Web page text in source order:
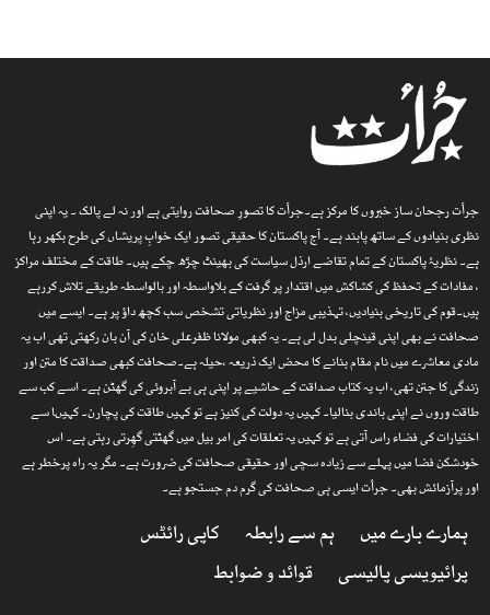
جرأت رجحان ساز خبروں کا مرکز ہے۔جرأت کا تصورِ صحافت روایتی ہے اور نہ لے پالک ۔ یہ اپنی
نظری بنیادوں کے ساتھ پابند ہے۔ آج پاکستان کا حقیقی تصور ایک خوابِ پریشاں کی طرح بکھر رہا
ہے۔ نظریۂ پاکستان کے تمام تقاضے ارذل سیاست کی بھینٹ چڑھ چکے ہیں۔ طاقت کے مختلف مراکز
، مفادات کے تحفظ کی کشاکش میں اقتدار پر گرفت کے بلاواسطہ اور بالواسطہ طریقے تلاش کررہے
ہیں۔قوم کی تاریخی بنیادیں، تہذیبی مزاج اور نظریاتی تشخص سب کچھ داؤ پر ہے۔ ایسے میں
صحافت نے بھی اپنی قینچلی بدل لی ہے۔ یہ کبھی مولانا ظفرعلی خان کی آن بان رکھتی تھی اب یہ
مادی معاشرے میں نام مقام بنانے کا محض ایک ذریعہ ،حیلہ ہے۔صحافت کبھی صداقت کا متن اور
زندگی کا جتن تھی، اب یہ کتاب صداقت کے حاشیے پر اپنی ہی بے آبروئی کی گھٹن ہے۔ اسے کب سے
طاقت وروں نے اپنی باندی بنالیا۔ کہیں یہ دولت کی کنیز ہے تو کہیں طاقت کی پچارن۔ کہیںا سے
اختیارات کی فضاء راس آتی ہے تو کہیں یہ تعلقات کی امر بیل میں گھٹتی گھِرتی رہتی ہے۔ اس
خودشکن فضا میں پہلے سے زیادہ سچی اور حقیقی صحافت کی ضرورت ہے۔ مگر یہ راہ پرخطر ہے
اور پرآزمائش بھی۔ جرأت ایسی ہی صحافت کی گرم دم جستجو ہے۔
ہمارے بارے میں ہم سے رابطہ
کاپی رائٹس
پرائیویسی پالیسی
قوائد و ضوابط